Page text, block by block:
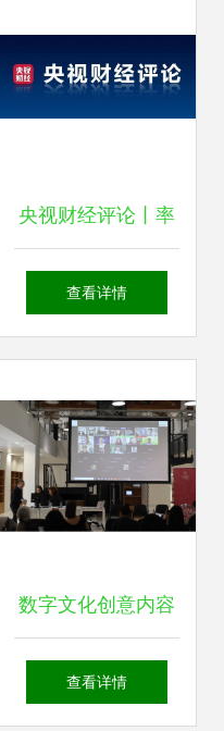
央视财经评论丨率
先V型反弹后的中
文化创意内容应用
服务如何助力产业
查看详情
数字文化创意内容
应用服务引领中文
查看详情